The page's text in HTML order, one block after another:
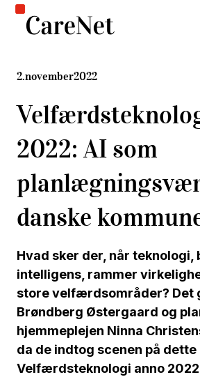
2.november2022
2022: AI som
danske
Hvad sker der, når teknologi,
intelligens, rammer
store velfærdsområder? Det
Brøndberg Østergaard og
hjemmeplejen Ninna
da de indtog scenen på
Velfærdsteknologi anno